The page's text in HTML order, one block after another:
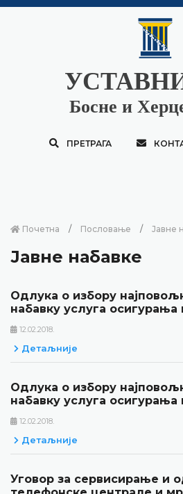
Босне и
ПРЕТРАГА
Почетна Пословање Јавне
Јавне набавке
Одлука о избору
набавку услуга осигурања
12.02.2018.
Детаљније
Одлука о избору
набавку услуга осигурања
12.02.2018.
Детаљније
Уговор за сервисирање и